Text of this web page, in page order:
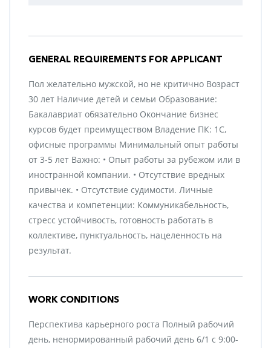
GENERAL REQUIREMENTS FOR APPLICANT
Пол желательно мужской, но не критично Возраст
30 лет Наличие детей и семьи Образование:
Бакалавриат обязательно Окончание бизнес
курсов будет преимуществом Владение ПК: 1С,
офисные программы Минимальный опыт работы
от 3-5 лет Важно: • Опыт работы за рубежом или в
иностранной компании. • Отсутствие вредных
привычек. • Отсутствие судимости. Личные
качества и компетенции: Коммуникабельность,
стресс устойчивость, готовность работать в
коллективе, пунктуальность, нацеленность на
результат.
WORK CONDITIONS
Перспектива карьерного роста Полный рабочий
день, ненормированный рабочий день 6/1 с 9:00-